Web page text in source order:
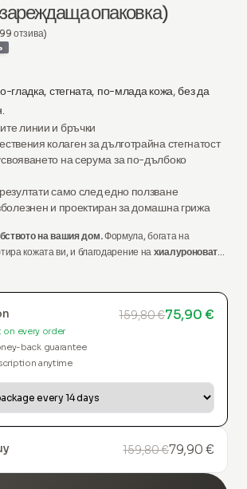
опаковка)
отзива)
гладка, стегната, по-млада кожа, без да
линии и бръчки
колагенза дълготрайна стегнатост
на серумаза по-дълбоко
само след едно ползване
и проектиран задомашна грижа
на вашия дом.Формула, богата на
кожата ви, и благодарение на хиалуроновата
гладка, хидратирана и без несъвършенства.
on every order
back guarantee
anytime
159,80 €75,90 €
159,80 €79,90 €